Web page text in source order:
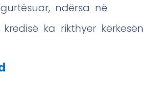
ndërsa në
ka rikthyer kërkesën